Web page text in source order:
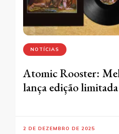
NOTÍCIAS
Atomic Rooster:
lança edição limitada
2 DE DEZEMBRO DE 2025